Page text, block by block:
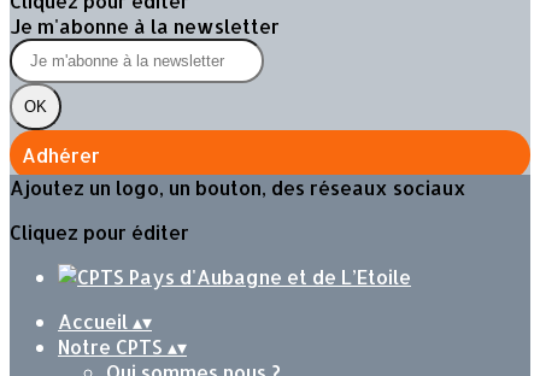
Je m'abonne à la newsletter
OK
Adhérer
Ajoutez un logo, un bouton, des réseaux sociaux
Cliquez pour éditer
Accueil ▴▾
Notre CPTS ▴▾